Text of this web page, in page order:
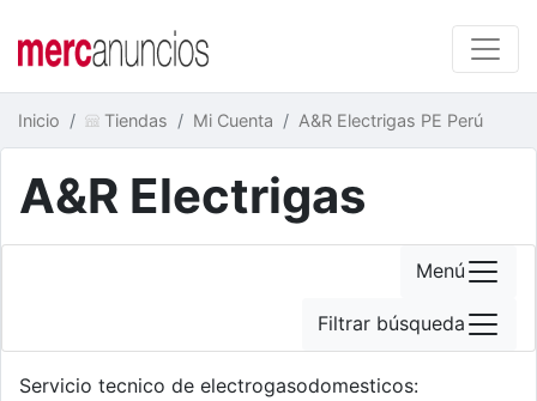
Inicio Tiendas Mi Cuenta A&R Electrigas PE Perú
A&R Electrigas
Servicio tecnico de electrogasodomesticos:
Menú
Filtrar búsqueda